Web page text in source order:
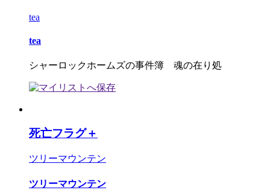
tea
tea
シャーロックホームズの事件簿 魂の在り処
死亡フラグ＋
ツリーマウンテン
ツリーマウンテン